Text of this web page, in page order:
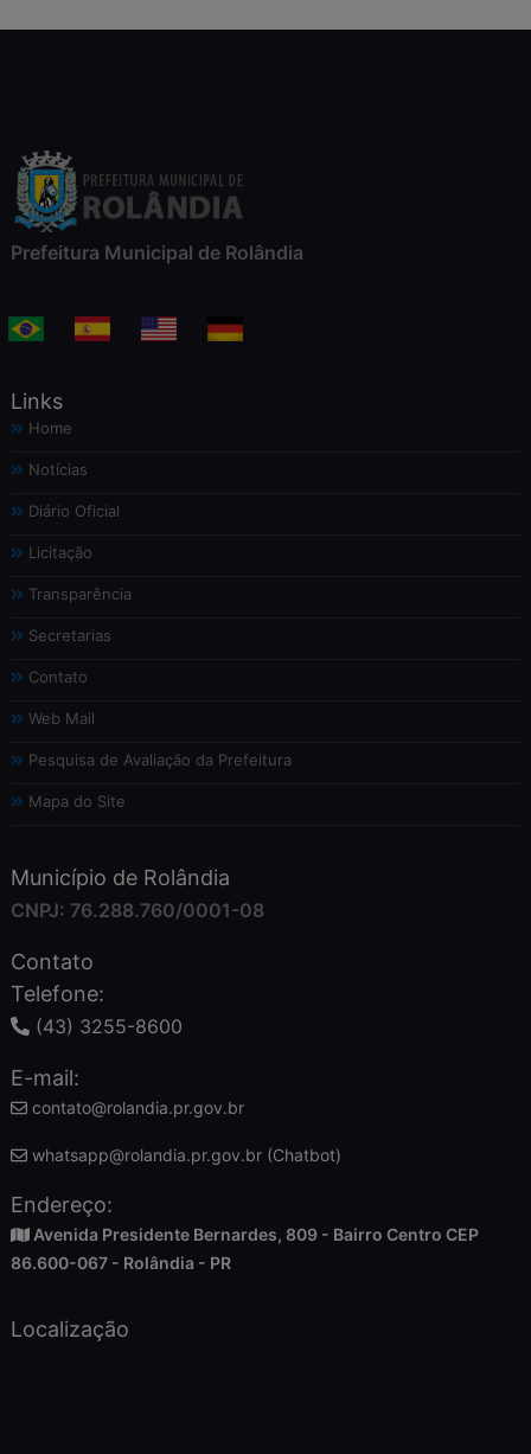
Prefeitura Municipal de Rolândia
Links
Home
Notícias
Diário Oficial
Licitação
Transparência
Secretarias
Contato
Web Mail
Pesquisa de Avaliação da Prefeitura
Mapa do Site
Município de Rolândia
CNPJ: 76.288.760/0001-08
Contato
Telefone:
(43) 3255-8600
E-mail:
contato@rolandia.pr.gov.br
whatsapp@rolandia.pr.gov.br (Chatbot)
Endereço:
Avenida Presidente Bernardes, 809 - Bairro Centro CEP
86.600-067 - Rolândia - PR
Localização